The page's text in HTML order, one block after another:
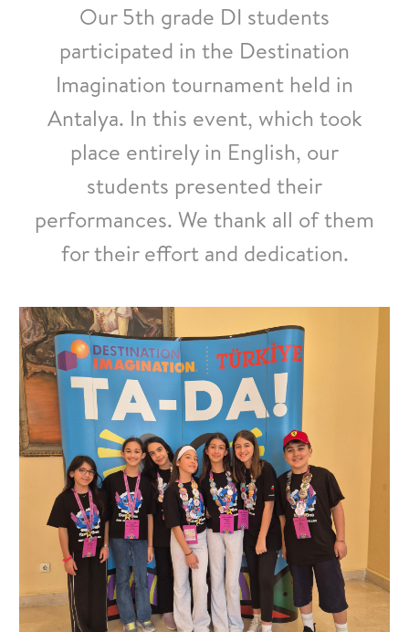
Our 5th grade DI students
participated in the Destination
Imagination tournament held in
Antalya. In this event, which took
place entirely in English, our
students presented their
performances. We thank all of them
for their effort and dedication.